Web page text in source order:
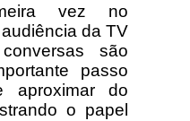
vez no
da TV
são
passo
aproximar do
o papel